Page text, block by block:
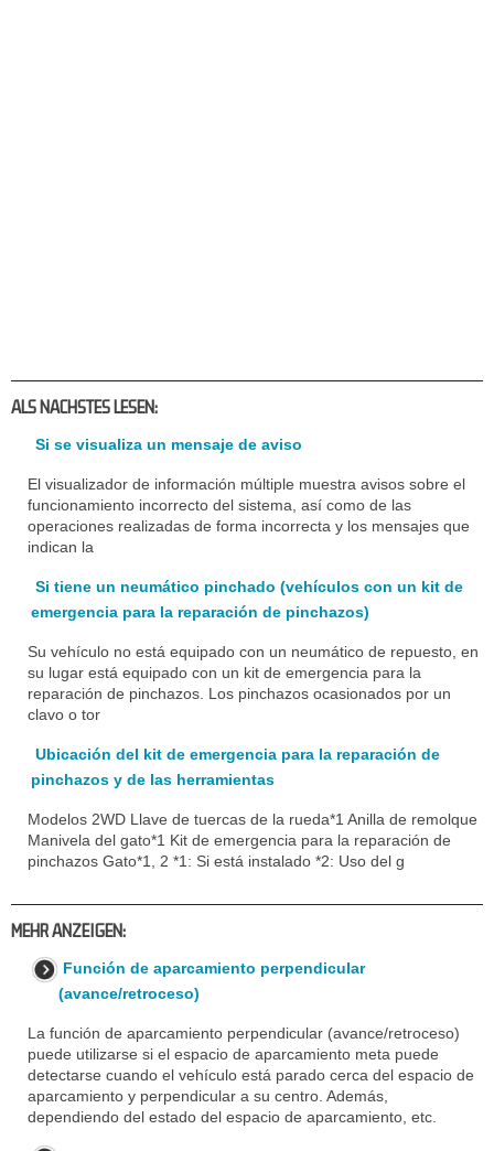
ALS NACHSTES LESEN:
Si se visualiza un mensaje de aviso
El visualizador de información múltiple muestra avisos sobre el
funcionamiento incorrecto del sistema, así como de las
operaciones realizadas de forma incorrecta y los mensajes que
indican la
Si tiene un neumático pinchado (vehículos con un kit de
emergencia para la reparación de pinchazos)
Su vehículo no está equipado con un neumático de repuesto, en
su lugar está equipado con un kit de emergencia para la
reparación de pinchazos. Los pinchazos ocasionados por un
clavo o tor
Ubicación del kit de emergencia para la reparación de
pinchazos y de las herramientas
Modelos 2WD Llave de tuercas de la rueda*1 Anilla de remolque
Manivela del gato*1 Kit de emergencia para la reparación de
pinchazos Gato*1, 2 *1: Si está instalado *2: Uso del g
MEHR ANZEIGEN:
Función de aparcamiento perpendicular
(avance/retroceso)
La función de aparcamiento perpendicular (avance/retroceso)
puede utilizarse si el espacio de aparcamiento meta puede
detectarse cuando el vehículo está parado cerca del espacio de
aparcamiento y perpendicular a su centro. Además,
dependiendo del estado del espacio de aparcamiento, etc.